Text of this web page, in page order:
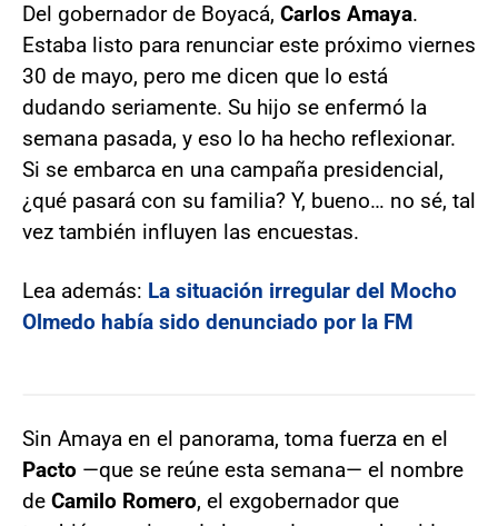
Del gobernador de Boyacá, Carlos Amaya.
Estaba listo para renunciar este próximo viernes
30 de mayo, pero me dicen que lo está
dudando seriamente. Su hijo se enfermó la
semana pasada, y eso lo ha hecho reflexionar.
Si se embarca en una campaña presidencial,
¿qué pasará con su familia? Y, bueno… no sé, tal
vez también influyen las encuestas.
Lea además: La situación irregular del Mocho
Olmedo había sido denunciado por la FM
Sin Amaya en el panorama, toma fuerza en el
Pacto —que se reúne esta semana— el nombre
de Camilo Romero, el exgobernador que